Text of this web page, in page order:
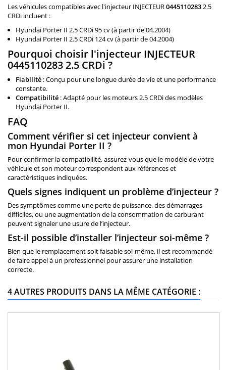
Les véhicules compatibles avec l'injecteur INJECTEUR04451102832.5
CRDi incluent :
Hyundai Porter II 2.5 CRDi 95 cv (à partir de 04.2004)
Hyundai Porter II 2.5 CRDi 124 cv (à partir de 04.2004)
Pourquoi choisir l'injecteur INJECTEUR
0445110283 2.5 CRDi ?
Fiabilité : Conçu pour une longue durée de vie et une performance
constante.
Compatibilité : Adapté pour les moteurs 2.5 CRDi des modèles
Hyundai Porter II.
FAQ
Comment vérifier si cet injecteur convient à
mon Hyundai Porter II ?
Pour confirmer la compatibilité, assurez-vous que le modèle de votre
véhicule et son moteur correspondent aux références et
caractéristiques indiquées.
Quels signes indiquent un problème d’injecteur ?
Des symptômes comme une perte de puissance, des démarrages
difficiles, ou une augmentation de la consommation de carburant
peuvent signaler une usure de l’injecteur.
Est-il possible d’installer l’injecteur soi-même ?
Bien que le remplacement soit faisable soi-même, il est recommandé
de faire appel à un professionnel pour assurer une installation
correcte.
4 AUTRES PRODUITS DANS LA MÊME CATÉGORIE :